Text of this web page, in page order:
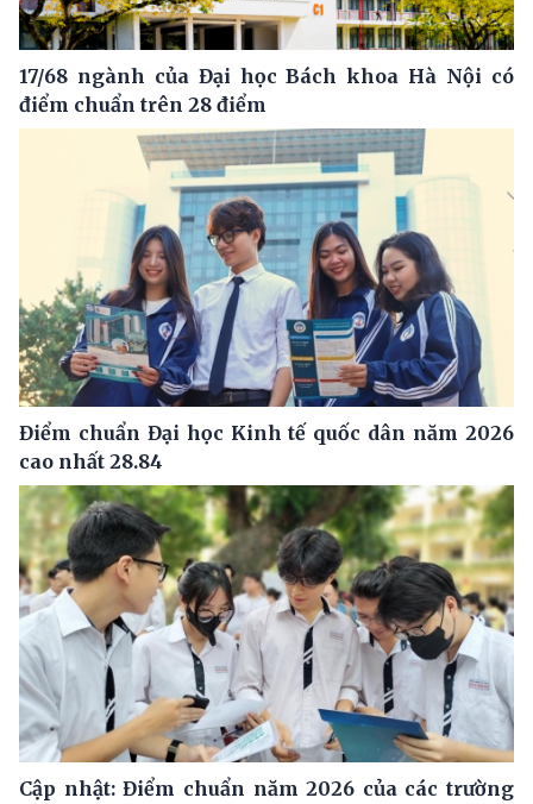
17/68 ngành của Đại học Bách khoa Hà Nội có
điểm chuẩn trên 28 điểm
Điểm chuẩn Đại học Kinh tế quốc dân năm 2026
cao nhất 28.84
Cập nhật: Điểm chuẩn năm 2026 của các trường